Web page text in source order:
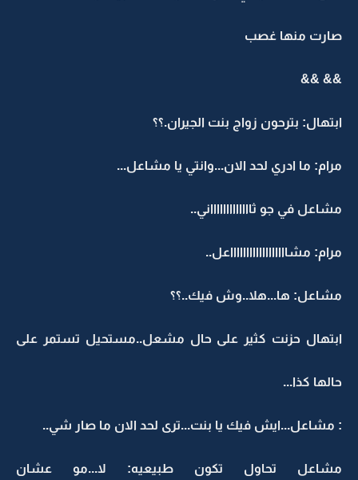
صارت منها غصب
&& &&
ابتهال: بترحون زواج بنت الجيران.؟؟
مرام: ما ادري لحد الان...وانتي يا مشاعل...
مشاعل في جو ثاااااااااااااني..
مرام: مشااااااااااااااااااعل..
مشاعل: ها...هلا..وش فيك..؟؟
ابتهال حزنت كثير على حال مشعل..مستحيل تستمر على
حالها كذا...
: مشاعل...ايش فيك يا بنت...ترى لحد الان ما صار شي..
مشاعل تحاول تكون طبيعيه: لا...مو عشان